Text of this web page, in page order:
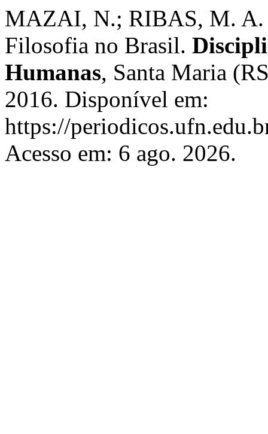
MAZAI, N.; RIBAS, M. A.
Filosofia no Brasil.
Humanas, Santa Maria
2016. Disponível em:
https://
Acesso em: 6 ago. 2026.